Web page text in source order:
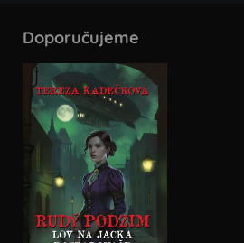
Doporučujeme